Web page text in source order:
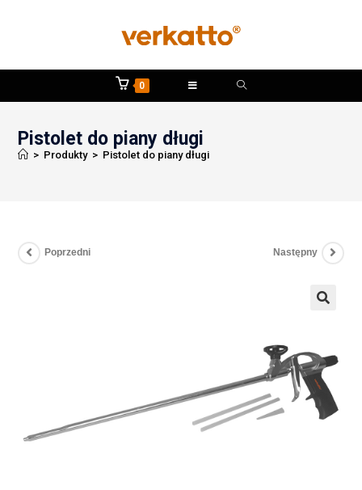
0
Pistolet do piany długi
> Produkty > Pistolet do piany długi
Poprzedni Następny